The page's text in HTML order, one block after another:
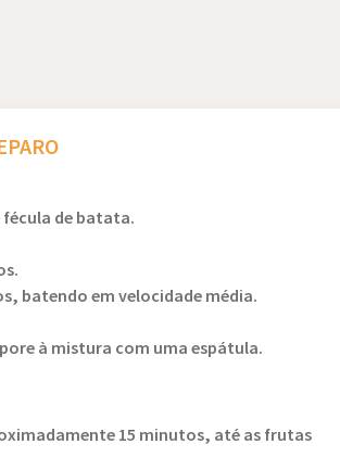
fécula de batata.
batendo em velocidade média.
à mistura com uma espátula.
15 minutos, até as frutas